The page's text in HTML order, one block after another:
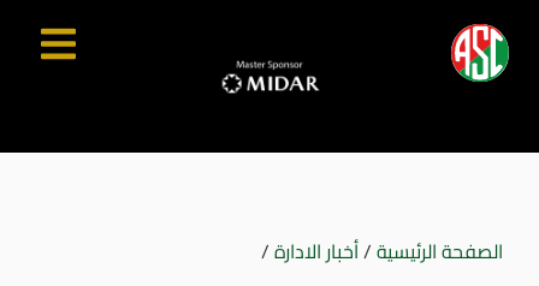
الصفحة الرئيسية/أخبار الادارة/